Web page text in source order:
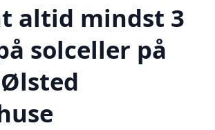
altid mindst 3
solceller på